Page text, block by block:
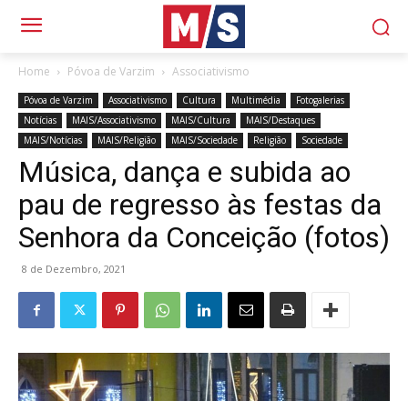
Home Póvoa de Varzim Associativismo
Póvoa de Varzim Associativismo Cultura Multimédia
Fotogalerias
Notícias
MAIS/Associativismo MAIS/Cultura
MAIS/Destaques
MAIS/Notícias
MAIS/Religião MAIS/Sociedade Religião Sociedade
Música, dança e subida ao
pau de regresso às festas da
Senhora da Conceição (fotos)
8 de Dezembro, 2021